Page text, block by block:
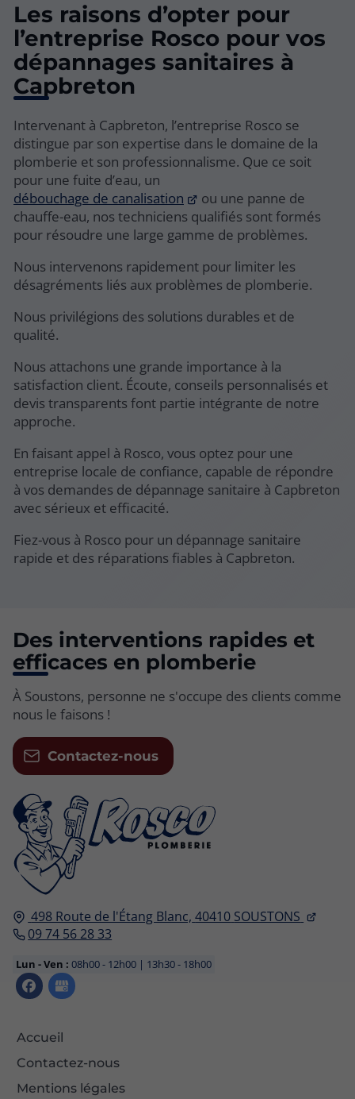
Les raisons d’opter pour
l’entreprise Rosco pour vos
dépannages sanitaires à
Capbreton
Intervenant à Capbreton, l’entreprise Rosco se
distingue par son expertise dans le domaine de la
plomberie et son professionnalisme. Que ce soit
pour une fuite d’eau, un
débouchage de canalisation
ou une panne de
chauffe-eau, nos techniciens qualifiés sont formés
pour résoudre une large gamme de problèmes.
Nous intervenons rapidement pour limiter les
désagréments liés aux problèmes de plomberie.
Nous privilégions des solutions durables et de
qualité.
Nous attachons une grande importance à la
satisfaction client. Écoute, conseils personnalisés et
devis transparents font partie intégrante de notre
approche.
En faisant appel à Rosco, vous optez pour une
entreprise locale de confiance, capable de répondre
à vos demandes de dépannage sanitaire à Capbreton
avec sérieux et efficacité.
Fiez-vous à Rosco pour un dépannage sanitaire
rapide et des réparations fiables à Capbreton.
498 Route de l'Étang Blanc, 40410 SOUSTONS
09 74 56 28 33
Lun - Ven : 08h00 - 12h00 | 13h30 - 18h00
Accueil
Contactez-nous
Mentions légales
Des interventions rapides et
efficaces en plomberie
À Soustons, personne ne s'occupe des clients comme
nous le faisons !
Contactez-nous